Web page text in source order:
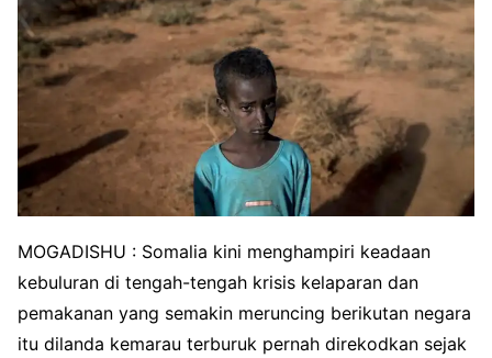
MOGADISHU : Somalia kini menghampiri keadaan
kebuluran di tengah-tengah krisis kelaparan dan
pemakanan yang semakin meruncing berikutan negara
itu dilanda kemarau terburuk pernah direkodkan sejak